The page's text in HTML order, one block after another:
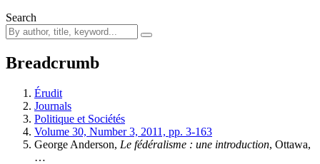
Search
Breadcrumb
Érudit
Journals
Politique et Sociétés
Volume 30, Number 3, 2011, pp. 3-163
George Anderson, Le fédéralisme : une introduction, Ottawa,
…